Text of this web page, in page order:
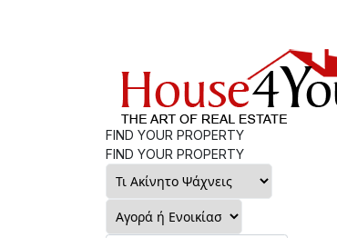
FIND YOUR PROPERTY
FIND YOUR PROPERTY